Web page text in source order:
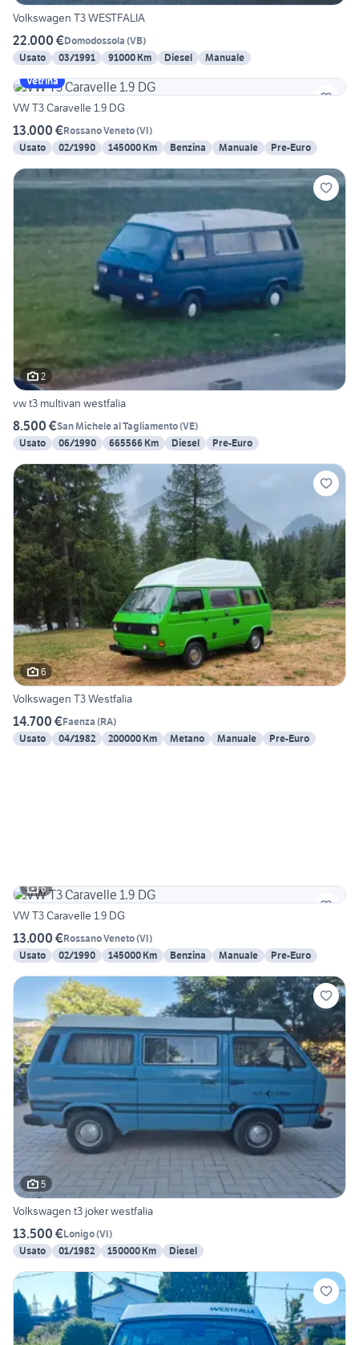
Volkswagen T3 WESTFALIA
22.000 €Domodossola (VB)
Usato
03/1991 91000 Km Diesel
Manuale
Vetrina
VW T3 Caravelle 1.9 DG
13.000 €Rossano Veneto(VI)
Usato
02/1990 145000 Km Benzina Manuale Pre-Euro
2
vw t3 multivan westfalia
8.500 €San Michele al Tagliamento(VE)
Usato
06/1990 665566 Km Diesel Pre-Euro
6
Volkswagen T3 Westfalia
14.700 €Faenza (RA)
Usato
04/1982 200000 Km Metano Manuale Pre-Euro
6
VW T3 Caravelle 1.9 DG
13.000 €Rossano Veneto(VI)
Usato
02/1990 145000 Km Benzina Manuale Pre-Euro
5
Volkswagen t3 joker westfalia
13.500 €Lonigo(VI)
Usato
01/1982 150000 Km Diesel